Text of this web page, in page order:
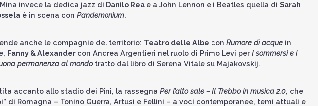
invece la dedica jazz di Danilo Rea e a John Lennon e i Beatles quella di Sarah
è in scena con Pandemonium.
anche le compagnie del territorio: Teatro delle Albe con Rumore di acque in
Fanny & Alexander con Andrea Argentieri nel ruolo di Primo Levi perI sommersi e i
permanenza al mondotratto dal libro di Serena Vitale su Majakovskij.
accanto allo stadio dei Pini, la rassegna Per l’alto sale – Il Trebbo in musica 2.0, che
di Romagna – Tonino Guerra, Artusi e Fellini – a voci contemporanee, temi attuali e